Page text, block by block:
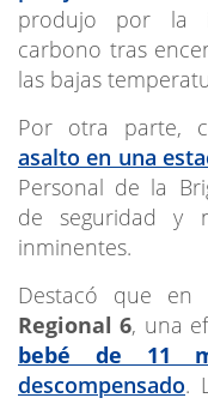
produjo por la
carbono tras
las bajas
Por otra parte,
asalto en una
Personal de la
de seguridad y
inminentes.
Destacó que
Regional 6, una
bebé de 11
descompensado.